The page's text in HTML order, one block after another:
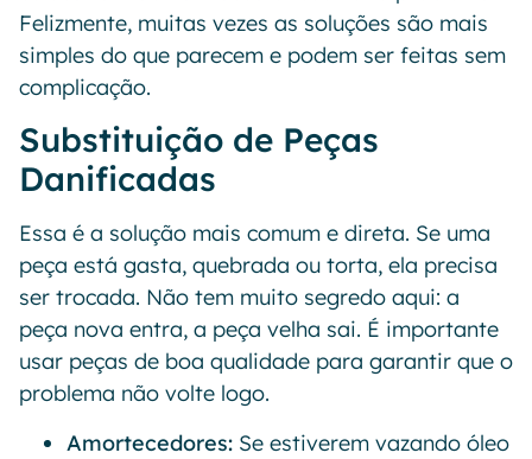
Felizmente, muitas vezes as soluções são mais
simples do que parecem e podem ser feitas sem
complicação.
Substituição de Peças
Danificadas
Essa é a solução mais comum e direta. Se uma
peça está gasta, quebrada ou torta, ela precisa
ser trocada. Não tem muito segredo aqui: a
peça nova entra, a peça velha sai. É importante
usar peças de boa qualidade para garantir que o
problema não volte logo.
Amortecedores: Se estiverem vazando óleo